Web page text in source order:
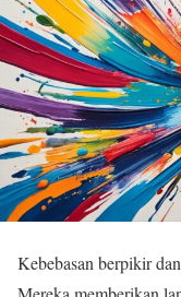
Kebebasan berpikir